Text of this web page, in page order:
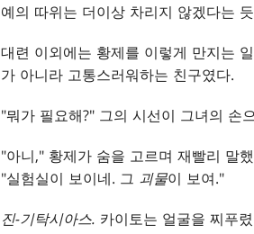
예의 따위는 더이상 차리지 않겠다는
대련 이외에는 황제를 이렇게 만지는
가 아니라 고통스러워하는 친구였다.
"뭐가 필요해?" 그의 시선이 그녀의 손
"아니," 황제가 숨을 고르며 재빨리 말
"실험실이 보이네. 그 괴물이 보여."
진-기탁시아스. 카이토는 얼굴을 찌푸